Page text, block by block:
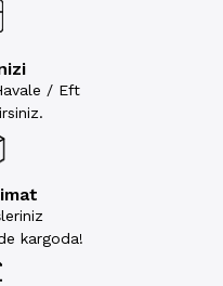
/ Eft
kargoda!